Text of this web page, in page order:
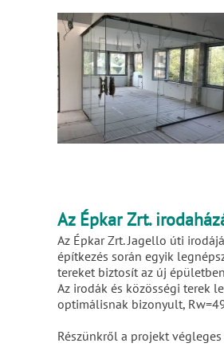
Az Épkar Zrt.
Az Épkar Zrt. Jagello úti
építkezés során egyik
tereket biztosít az új
Az irodák és közösségi terek
optimálisnak bizonyult,
Részünkről a projekt